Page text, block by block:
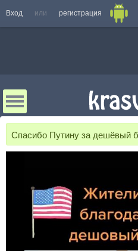
Вход или регистрация
Спасибо Путину за дешёвый